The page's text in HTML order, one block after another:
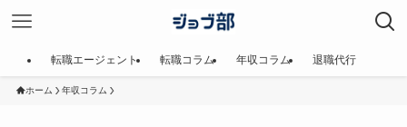
転職エージェント 転職コラム 年収コラム 退職代行
ホーム 年収コラム